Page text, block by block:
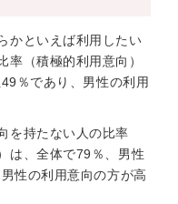
かといえば利用したい
率（積極的利用意向）
％であり、男性の利用
を持たない人の比率
は、全体で79％、男性
性の利用意向の方が高